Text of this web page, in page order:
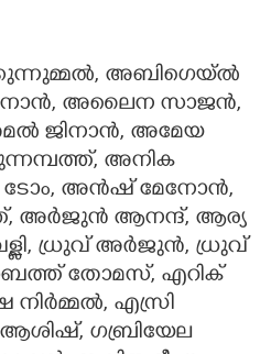
അബിഗെയ്ൽ
അലൈന സാജൻ,
ജിനാൻ, അമേയ
അനിക
ടോം, അൻഷ് മേനോൻ,
അർജുൻ ആനന്ദ്, ആര്യ
ധ്രുവ് അർജുൻ, ധ്രുവ്
തോമസ്, എറിക്
എസ്രി
ഗബ്രിയേല